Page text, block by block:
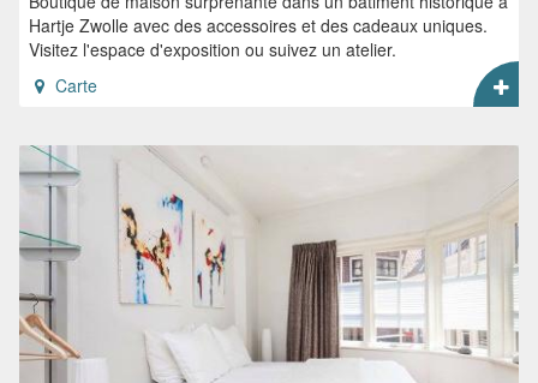
Hartje Zwolle avec des accessoires et des cadeaux uniques.
Visitez l'espace d'exposition ou suivez un atelier.
Carte